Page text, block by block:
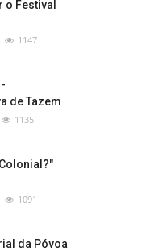
Festival
1147
de Tazem
1135
1091
da Póvoa